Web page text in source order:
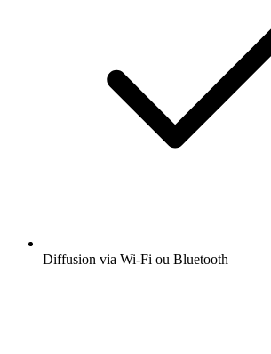
Diffusion via Wi-Fi ou Bluetooth